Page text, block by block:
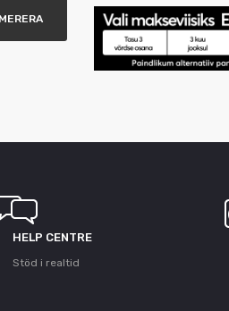
HELP CENTRE
Stöd i realtid